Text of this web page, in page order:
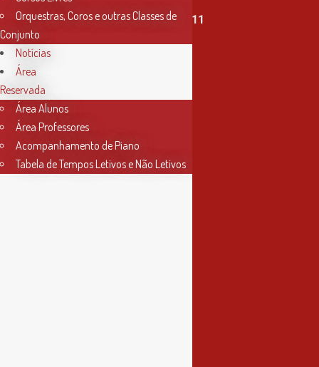
T. (+351) 915 335 478 / 913 890 411
Horário Secretaria
2ª, 3ª, 5ª e 6ª feira
das 9h às 17h30
4ª feira
das 9h às 13h
Orquestras, Coros e outras Classes de
Conjunto
Notícias
Área
Reservada
Área Alunos
Área Professores
Acompanhamento de Piano
Tabela de Tempos Letivos e Não Letivos